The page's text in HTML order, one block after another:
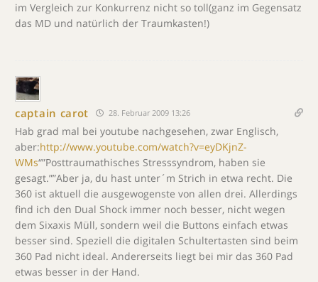
im Vergleich zur Konkurrenz nicht so toll(ganz im Gegensatz
das MD und natürlich der Traumkasten!)
captain carot 28. Februar 2009 13:26
Hab grad mal bei youtube nachgesehen, zwar Englisch,
aber:http://www.youtube.com/watch?v=eyDKjnZ-
WMs“”Posttraumathisches Stresssyndrom, haben sie
gesagt.””Aber ja, du hast unter´m Strich in etwa recht. Die
360 ist aktuell die ausgewogenste von allen drei. Allerdings
find ich den Dual Shock immer noch besser, nicht wegen
dem Sixaxis Müll, sondern weil die Buttons einfach etwas
besser sind. Speziell die digitalen Schultertasten sind beim
360 Pad nicht ideal. Andererseits liegt bei mir das 360 Pad
etwas besser in der Hand.